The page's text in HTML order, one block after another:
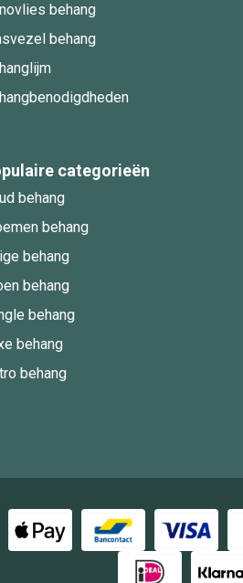
behang
behang
categorieën
behang
behang
behang
behang
behang
behang
behang